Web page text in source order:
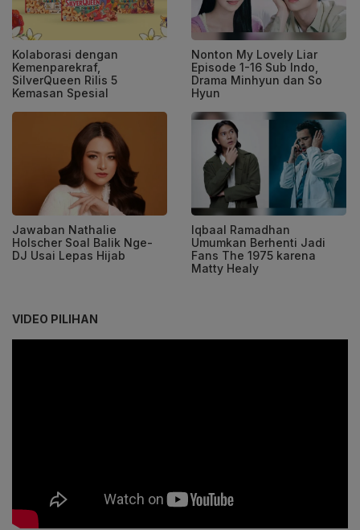
Kolaborasi dengan
Kemenparekraf,
SilverQueen Rilis 5
Kemasan Spesial
Nonton My Lovely Liar
Episode 1-16 Sub Indo,
Drama Minhyun dan So
Hyun
Jawaban Nathalie
Holscher Soal Balik Nge-
DJ Usai Lepas Hijab
Iqbaal Ramadhan
Umumkan Berhenti Jadi
Fans The 1975 karena
Matty Healy
VIDEO PILIHAN